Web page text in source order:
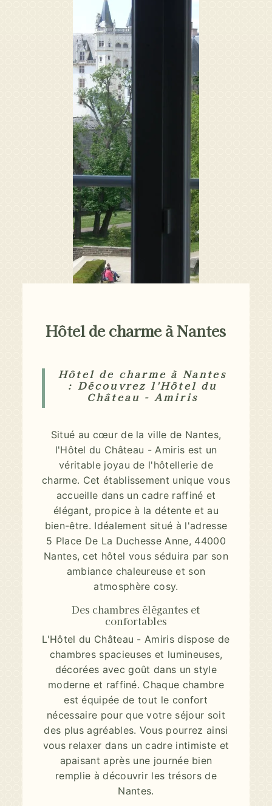
Hôtel de charme à Nantes
Hôtel de charme à Nantes
: Découvrez l'Hôtel du
Château - Amiris
Situé au cœur de la ville de Nantes,
l'Hôtel du Château - Amiris est un
véritable joyau de l'hôtellerie de
charme. Cet établissement unique vous
accueille dans un cadre raffiné et
élégant, propice à la détente et au
bien-être. Idéalement situé à l'adresse
5 Place De La Duchesse Anne, 44000
Nantes, cet hôtel vous séduira par son
ambiance chaleureuse et son
atmosphère cosy.
Des chambres élégantes et
confortables
L'Hôtel du Château - Amiris dispose de
chambres spacieuses et lumineuses,
décorées avec goût dans un style
moderne et raffiné. Chaque chambre
est équipée de tout le confort
nécessaire pour que votre séjour soit
des plus agréables. Vous pourrez ainsi
vous relaxer dans un cadre intimiste et
apaisant après une journée bien
remplie à découvrir les trésors de
Nantes.